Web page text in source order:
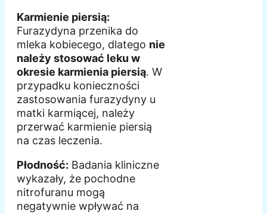
Karmienie piersią:
Furazydyna przenika do
mleka kobiecego, dlatego nie
należy stosować leku w
okresie karmienia piersią. W
przypadku konieczności
zastosowania furazydyny u
matki karmiącej, należy
przerwać karmienie piersią
na czas leczenia.
Płodność: Badania kliniczne
wykazały, że pochodne
nitrofuranu mogą
negatywnie wpływać na